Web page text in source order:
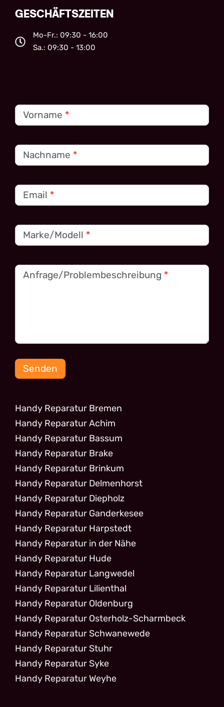
GESCHÄFTSZEITEN
Mo-Fr.: 09:30 - 16:00
Sa.: 09:30 - 13:00
Kontakt
Vorname *
Nachname *
Email *
Marke/Modell *
Anfrage/Problembeschreibung *
Senden
Handy Reparatur Bremen
Handy Reparatur Achim
Handy Reparatur Bassum
Handy Reparatur Brake
Handy Reparatur Brinkum
Handy Reparatur Delmenhorst
Handy Reparatur Diepholz
Handy Reparatur Ganderkesee
Handy Reparatur Harpstedt
Handy Reparatur in der Nähe
Handy Reparatur Hude
Handy Reparatur Langwedel
Handy Reparatur Lilienthal
Handy Reparatur Oldenburg
Handy Reparatur Osterholz-Scharmbeck
Handy Reparatur Schwanewede
Handy Reparatur Stuhr
Handy Reparatur Syke
Handy Reparatur Weyhe